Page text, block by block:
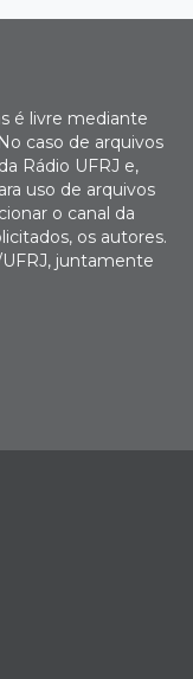
é livre mediante
caso de arquivos
Rádio UFRJ e,
uso de arquivos
o canal da
os autores.
juntamente